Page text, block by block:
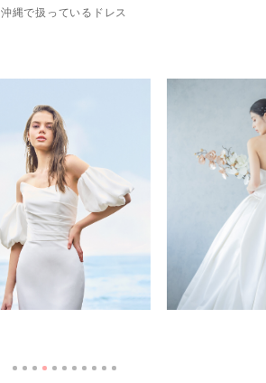
沖縄で扱っているドレス